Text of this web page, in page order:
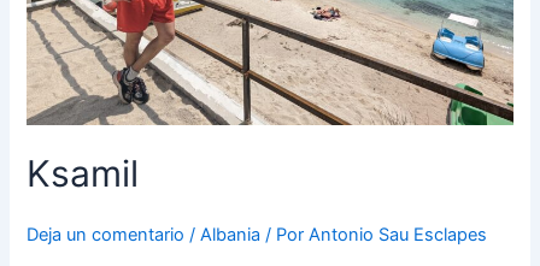
Ksamil
Deja un comentario /Albania / PorAntonio Sau Esclapes